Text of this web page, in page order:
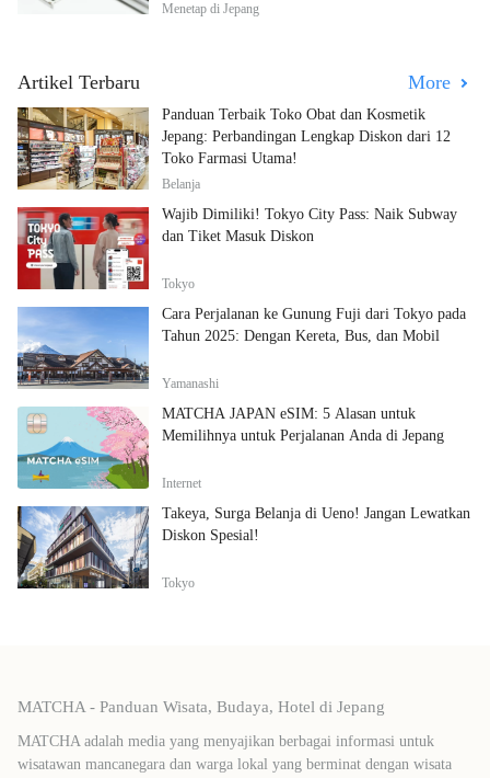
Menetap di Jepang
Artikel Terbaru More
Panduan Terbaik Toko Obat dan Kosmetik
Jepang: Perbandingan Lengkap Diskon dari 12
Toko Farmasi Utama!
Belanja
Wajib Dimiliki! Tokyo City Pass: Naik Subway
dan Tiket Masuk Diskon
Tokyo
Cara Perjalanan ke Gunung Fuji dari Tokyo pada
Tahun 2025: Dengan Kereta, Bus, dan Mobil
Yamanashi
MATCHA JAPAN eSIM: 5 Alasan untuk
Memilihnya untuk Perjalanan Anda di Jepang
Internet
Takeya, Surga Belanja di Ueno! Jangan Lewatkan
Diskon Spesial!
Tokyo
MATCHA - Panduan Wisata, Budaya, Hotel di Jepang
MATCHA adalah media yang menyajikan berbagai informasi untuk
wisatawan mancanegara dan warga lokal yang berminat dengan wisata